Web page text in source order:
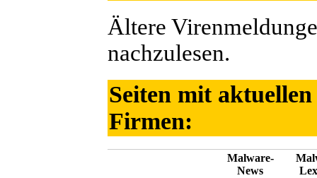
Ältere
nachzulesen.
Seiten mit
Firmen:
Malware-
News